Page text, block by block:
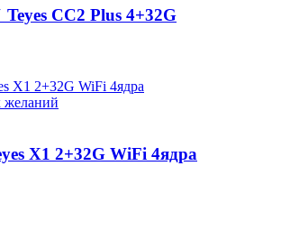
CC2 Plus 4+32G
желаний
X1 2+32G WiFi 4ядра